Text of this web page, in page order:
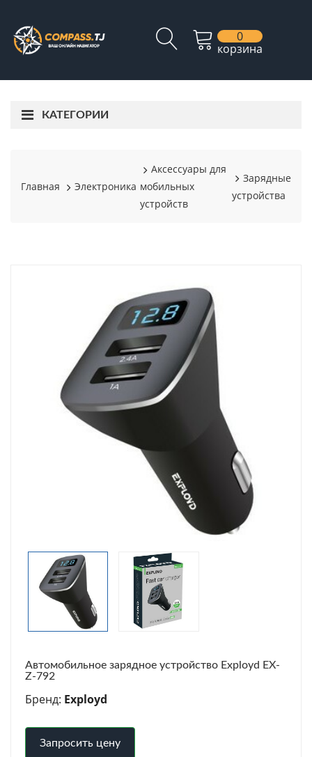
0
корзина
КАТЕГОРИИ
Главная Электроника
Аксессуары для
мобильных
устройств
Зарядные
устройства
Автомобильное зарядное устройство Exployd EX-
Z-792
Бренд: Exployd
Запросить цену